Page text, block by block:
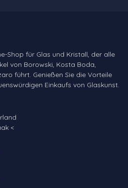
Shop für Glas und Kristall, der alle
von Borowski, Kosta Boda,
führt. Genießen Sie die Vorteile
Einkaufs von Glaskunst.
<